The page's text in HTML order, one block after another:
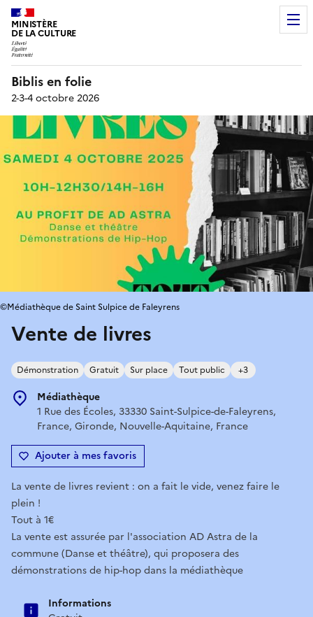
MINISTÈRE
DE LA CULTURE
Biblis en folie
2-3-4 octobre 2026
Vente de livres
Démonstration Gratuit Sur place Tout public +3
Médiathèque
1 Rue des Écoles, 33330 Saint-Sulpice-de-Faleyrens,
France, Gironde, Nouvelle-Aquitaine, France
Ajouter à mes favoris
©Médiathèque de Saint Sulpice de Faleyrens
La vente de livres revient : on a fait le vide, venez faire le
plein !
Tout à 1€
La vente est assurée par l'association AD Astra de la
commune (Danse et théâtre), qui proposera des
démonstrations de hip-hop dans la médiathèque
Informations